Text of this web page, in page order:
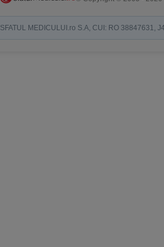
SFATUL MEDICULUI.ro S.A, CUI: RO 38847631,